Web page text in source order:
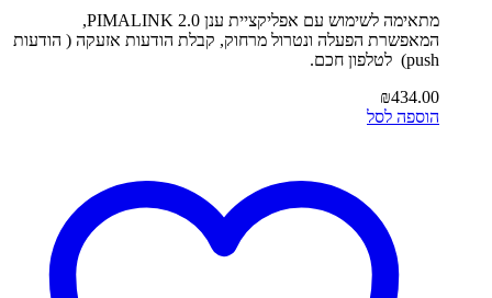
מתאימה לשימוש עם אפליקציית ענן PIMALINK 2.0,
המאפשרת הפעלה ונטרול מרחוק, קבלת הודעות אזעקה ( הודעות
push) לטלפון חכם.
₪434.00
הוספה לסל